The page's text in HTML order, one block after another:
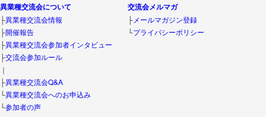
異業種交流会について
├異業種交流会情報
├開催報告
├異業種交流会参加者インタビュー
├交流会参加ルール
｜
├異業種交流会Q&A
└異業種交流会へのお申込み
└参加者の声
交流会メルマガ
├メールマガジン登録
└プライバシーポリシー